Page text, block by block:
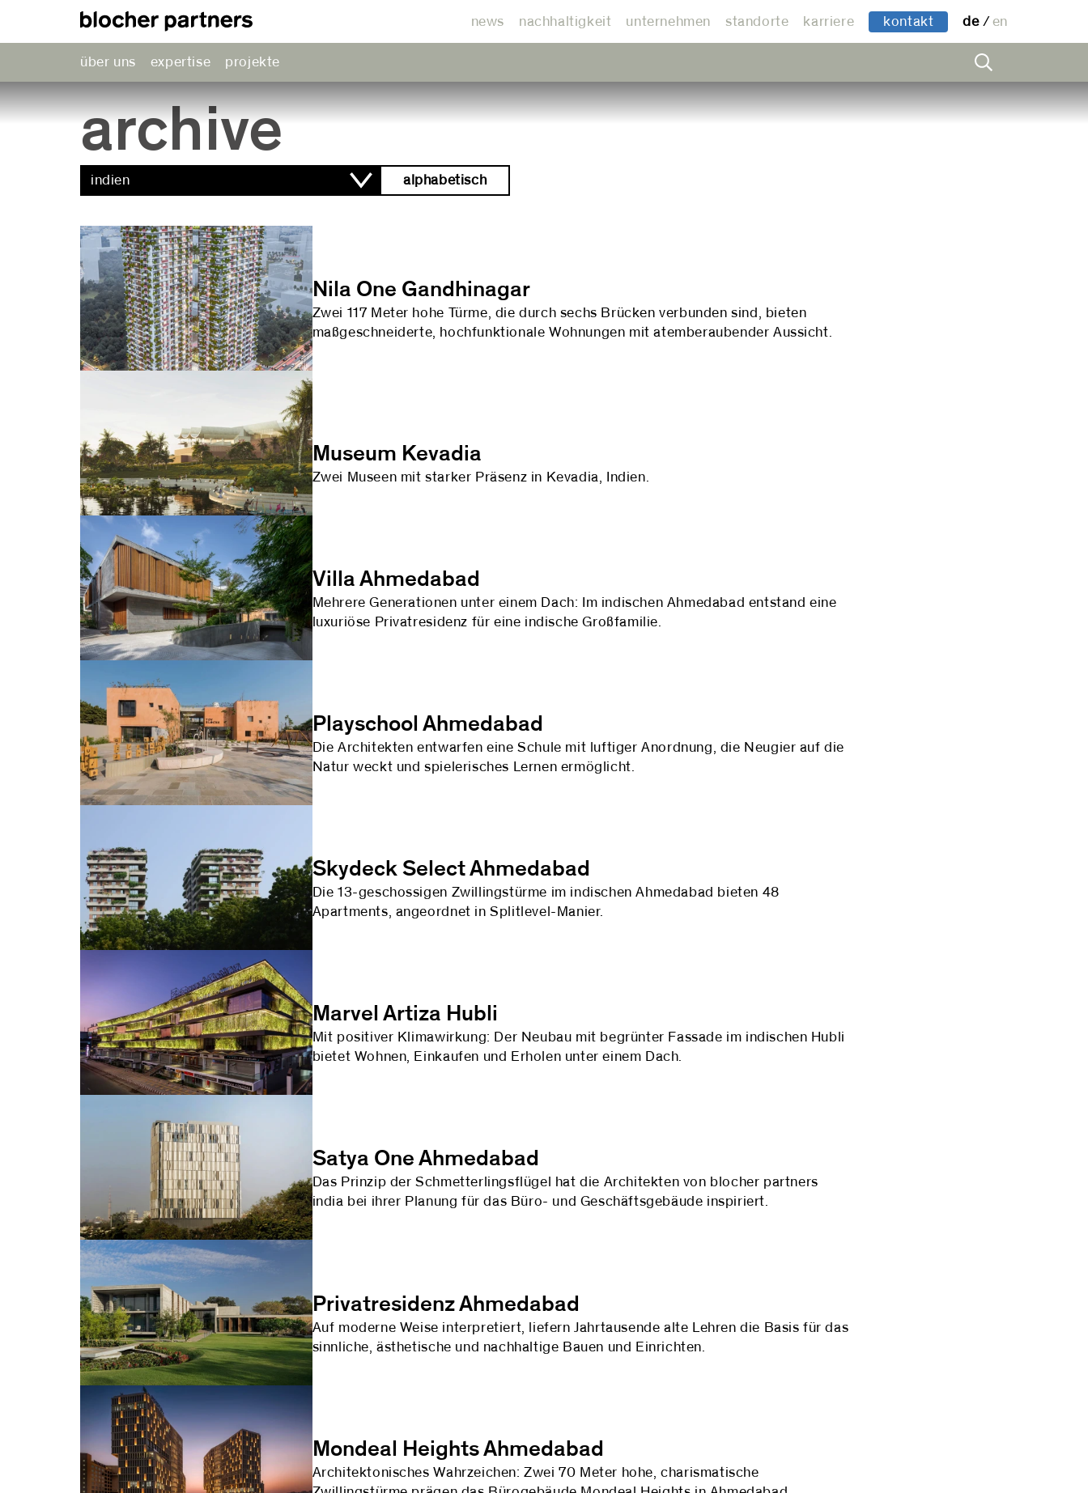
news nachhaltigkeit unternehmen standorte karriere kontakt de en
über uns expertise projekte
archive
indien alphabetisch
Nila One Gandhinagar
Zwei 117 Meter hohe Türme, die durch sechs Brücken verbunden sind, bieten
maßgeschneiderte, hochfunktionale Wohnungen mit atemberaubender Aussicht.
Museum Kevadia
Zwei Museen mit starker Präsenz in Kevadia, Indien.
Villa Ahmedabad
Mehrere Generationen unter einem Dach: Im indischen Ahmedabad entstand eine
luxuriöse Privatresidenz für eine indische Großfamilie.
Playschool Ahmedabad
Die Architekten entwarfen eine Schule mit luftiger Anordnung, die Neugier auf die
Natur weckt und spielerisches Lernen ermöglicht.
Skydeck Select Ahmedabad
Die 13-geschossigen Zwillingstürme im indischen Ahmedabad bieten 48
Apartments, angeordnet in Splitlevel-Manier.
Marvel Artiza Hubli
Mit positiver Klimawirkung: Der Neubau mit begrünter Fassade im indischen Hubli
bietet Wohnen, Einkaufen und Erholen unter einem Dach.
Satya One Ahmedabad
Das Prinzip der Schmetterlingsflügel hat die Architekten von blocher partners
india bei ihrer Planung für das Büro- und Geschäftsgebäude inspiriert.
Privatresidenz Ahmedabad
Auf moderne Weise interpretiert, liefern Jahrtausende alte Lehren die Basis für das
sinnliche, ästhetische und nachhaltige Bauen und Einrichten.
Mondeal Heights Ahmedabad
Architektonisches Wahrzeichen: Zwei 70 Meter hohe, charismatische